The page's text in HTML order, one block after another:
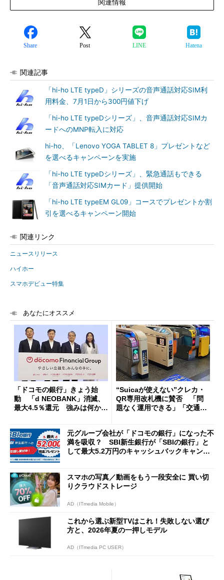
関連情報
Share Post LINE Hatena
関連記事
「hi-ho LTE typeD」シリーズの音声通話対応SIM利
用料金、7月1日から300円値下げ
「hi-ho LTE typeDシリーズ」、音声通話対応SIMカ
ードへのMNP転入に対応
hi-ho、「Lenovo YOGA TABLET 8」プレゼントなど
を選べるキャンペーンを実施
「hi-ho LTE typeDシリーズ」、緊急通話もできる
「音声通話対応SIMカード」提供開始
「hi-ho LTE typeEM GL09」コースでプレゼントか割
引を選べるキャンペーン開始
関連リンク
ニュースリリース
ハイホー
スマホデビュー特集
あなたにオススメ
「ドコモの銀行」きょう始
動 「d NEOBANK」消滅、
最大4.5％還元 強みは何か解
“Suicaが使えない”クレカ・
QR専用改札機に賛否 「問
題なく運用できる」「交通系I
元グループ会社が「ドコモの銀行」になった不
満を吸収？ SBI新生銀行が「SBIの銀行」と
して最大5.2万円のキャッシュバックキャンペ
スマホの写真／動画をもう一段安全に 買い切
りクラウドストレージ
AD（ITmedia Mobile）
これから選ぶ新型TVはこれ！失敗しない選び
方と、2026年夏の一押しモデル
AD（ITmedia PC USER）